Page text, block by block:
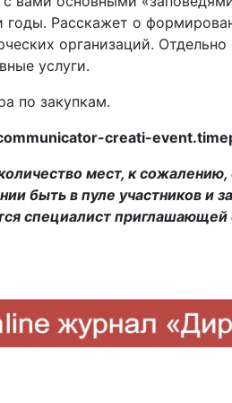
Расскажет о
организаций.
услуги.
по закупкам.
creati-
мест, к сожалению,
быть в пуле участников и
специалист приглашающей